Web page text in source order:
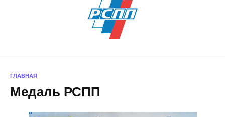
ГЛАВНАЯ
Медаль РСПП